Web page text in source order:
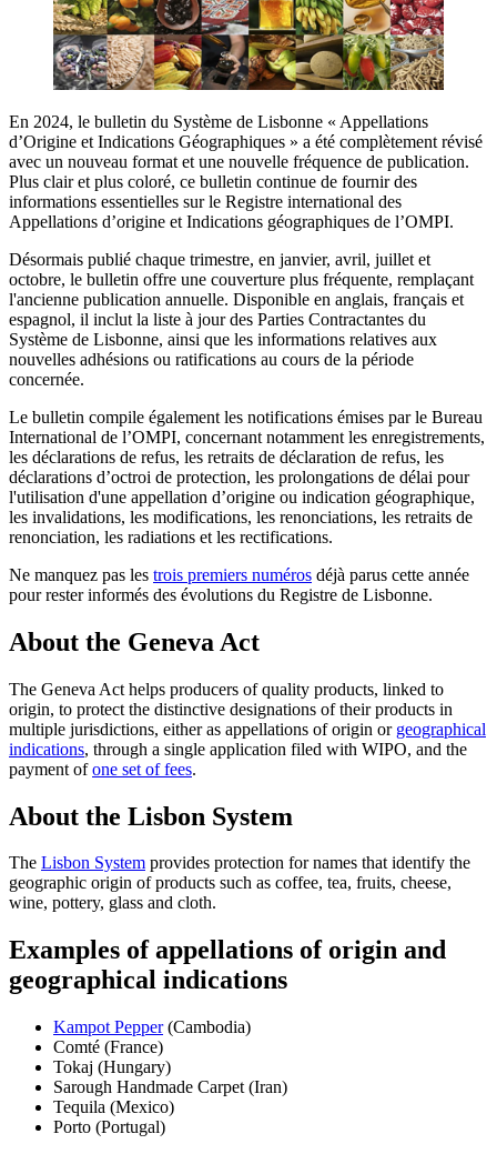
En 2024, le bulletin du Système de Lisbonne « Appellations
d’Origine et Indications Géographiques » a été complètement révisé
avec un nouveau format et une nouvelle fréquence de publication.
Plus clair et plus coloré, ce bulletin continue de fournir des
informations essentielles sur le Registre international des
Appellations d’origine et Indications géographiques de l’OMPI.
Désormais publié chaque trimestre, en janvier, avril, juillet et
octobre, le bulletin offre une couverture plus fréquente, remplaçant
l'ancienne publication annuelle. Disponible en anglais, français et
espagnol, il inclut la liste à jour des Parties Contractantes du
Système de Lisbonne, ainsi que les informations relatives aux
nouvelles adhésions ou ratifications au cours de la période
concernée.
Le bulletin compile également les notifications émises par le Bureau
International de l’OMPI, concernant notamment les enregistrements,
les déclarations de refus, les retraits de déclaration de refus, les
déclarations d’octroi de protection, les prolongations de délai pour
l'utilisation d'une appellation d’origine ou indication géographique,
les invalidations, les modifications, les renonciations, les retraits de
renonciation, les radiations et les rectifications.
Ne manquez pas les trois premiers numéros déjà parus cette année
pour rester informés des évolutions du Registre de Lisbonne.
About the Geneva Act
The Geneva Act helps producers of quality products, linked to
origin, to protect the distinctive designations of their products in
multiple jurisdictions, either as appellations of origin or geographical
indications, through a single application filed with WIPO, and the
payment ofone set of fees.
About the Lisbon System
The Lisbon System provides protection for names that identify the
geographic origin of products such as coffee, tea, fruits, cheese,
wine, pottery, glass and cloth.
Examples of appellations of origin and
geographical indications
Kampot Pepper(Cambodia)
Comté (France)
Tokaj (Hungary)
Sarough Handmade Carpet (Iran)
Tequila (Mexico)
Porto (Portugal)